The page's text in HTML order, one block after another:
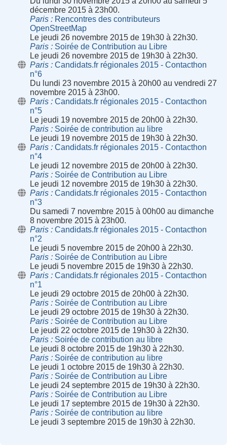
décembre 2015 à 23h00.
Paris
Rencontres des contributeurs
OpenStreetMap
Le jeudi 26 novembre 2015 de 19h30 à 22h30.
Paris
Soirée de Contribution au Libre
Le jeudi 26 novembre 2015 de 19h30 à 22h30.
Paris
Candidats.fr régionales 2015 - Contacthon
n°6
Du lundi 23 novembre 2015 à 20h00 au vendredi 27
novembre 2015 à 23h00.
Paris
Candidats.fr régionales 2015 - Contacthon
n°5
Le jeudi 19 novembre 2015 de 20h00 à 22h30.
Paris
Soirée de contribution au libre
Le jeudi 19 novembre 2015 de 19h30 à 22h30.
Paris
Candidats.fr régionales 2015 - Contacthon
n°4
Le jeudi 12 novembre 2015 de 20h00 à 22h30.
Paris
Soirée de Contribution au Libre
Le jeudi 12 novembre 2015 de 19h30 à 22h30.
Paris
Candidats.fr régionales 2015 - Contacthon
n°3
Du samedi 7 novembre 2015 à 00h00 au dimanche
8 novembre 2015 à 23h00.
Paris
Candidats.fr régionales 2015 - Contacthon
n°2
Le jeudi 5 novembre 2015 de 20h00 à 22h30.
Paris
Soirée de Contribution au Libre
Le jeudi 5 novembre 2015 de 19h30 à 22h30.
Paris
Candidats.fr régionales 2015 - Contacthon
n°1
Le jeudi 29 octobre 2015 de 20h00 à 22h30.
Paris
Soirée de Contribution au Libre
Le jeudi 29 octobre 2015 de 19h30 à 22h30.
Paris
Soirée de Contribution au Libre
Le jeudi 22 octobre 2015 de 19h30 à 22h30.
Paris
Soirée de contribution au libre
Le jeudi 8 octobre 2015 de 19h30 à 22h30.
Paris
Soirée de contribution au libre
Le jeudi 1 octobre 2015 de 19h30 à 22h30.
Paris
Soirée de Contribution au Libre
Le jeudi 24 septembre 2015 de 19h30 à 22h30.
Paris
Soirée de Contribution au Libre
Le jeudi 17 septembre 2015 de 19h30 à 22h30.
Paris
Soirée de contribution au libre
Le jeudi 3 septembre 2015 de 19h30 à 22h30.